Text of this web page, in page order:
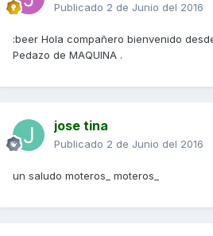
Publicado 2 de Junio del 2016
:beer Hola compañero bienvenido
Pedazo de MAQUINA .
jose tina
Publicado 2 de Junio del 2016
un saludo moteros_ moteros_